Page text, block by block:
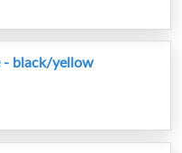
- black/yellow